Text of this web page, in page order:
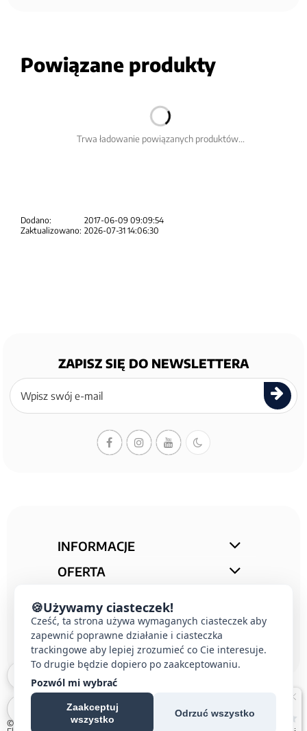
Powiązane produkty
Trwa ładowanie powiązanych produktów...
Dodano:
2017-06-09 09:09:54
Zaktualizowano: 2026-07-31 14:06:30
ZAPISZ SIĘ DO NEWSLETTERA
Zapisz
się
newslettera
INFORMACJE
OFERTA
KONTAKT
© 2026 E-DOMUS |Kontakt Simon
🍪Używamy ciasteczek!
Cześć, ta strona używa wymaganych ciasteczek aby
zapewnić poprawne działanie i ciasteczka
trackingowe aby lepiej zrozumieć co Cie interesuje.
To drugie będzie dopiero po zaakceptowaniu.
Pozwól mi wybrać
Zaakceptuj
wszystko
Odrzuć wszystko